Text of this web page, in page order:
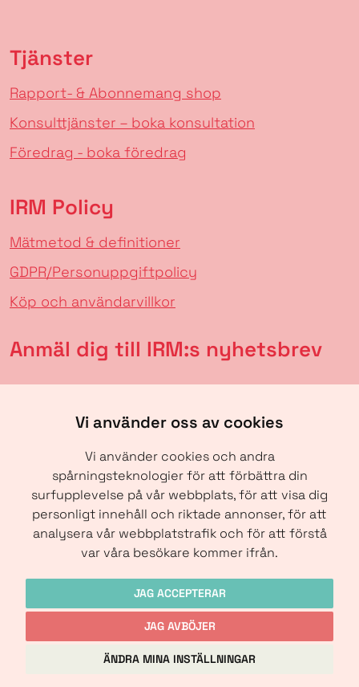
Vi använder oss av cookies
Vi använder cookies och andra
spårningsteknologier för att förbättra din
surfupplevelse på vår webbplats, för att visa dig
personligt innehåll och riktade annonser, för att
analysera vår webbplatstrafik och för att förstå
var våra besökare kommer ifrån.
JAG ACCEPTERAR
JAG AVBÖJER
ÄNDRA MINA INSTÄLLNINGAR
Tjänster
Rapport- & Abonnemang shop
Konsulttjänster – boka konsultation
Föredrag - boka föredrag
IRM Policy
Mätmetod & definitioner
GDPR/Personuppgiftpolicy
Köp och användarvillkor
Anmäl dig till IRM:s nyhetsbrev
SKICKA
Copyright © IRM-Media 2024